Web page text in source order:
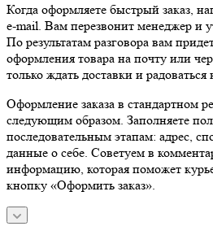
Когда оформляете быстрый заказ,
e-mail. Вам перезвонит менеджер и
По результатам разговора вам
оформления товара на почту или
только ждать доставки и
Оформление заказа в стандартном
следующим образом. Заполняете
последовательным этапам: адрес,
данные о себе. Советуем в
информацию, которая поможет
кнопку «Оформить заказ».